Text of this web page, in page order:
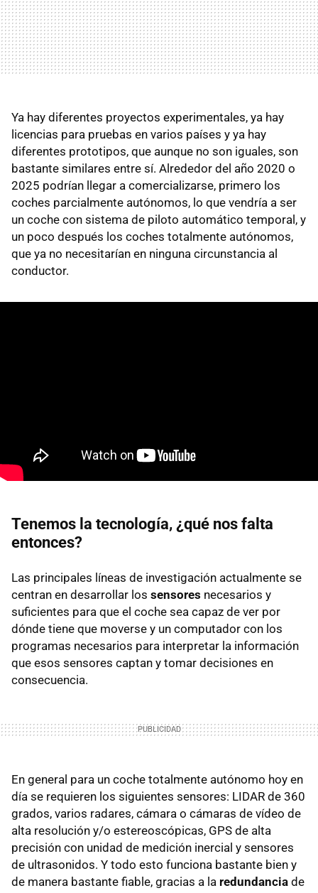
Ya hay diferentes proyectos experimentales, ya hay
licencias para pruebas en varios países y ya hay
diferentes prototipos, que aunque no son iguales, son
bastante similares entre sí. Alrededor del año 2020 o
2025 podrían llegar a comercializarse, primero los
coches parcialmente autónomos, lo que vendría a ser
un coche con sistema de piloto automático temporal, y
un poco después los coches totalmente autónomos,
que ya no necesitarían en ninguna circunstancia al
conductor.
Tenemos la tecnología, ¿qué nos falta
entonces?
Las principales líneas de investigación actualmente se
centran en desarrollar los sensores necesarios y
suficientes para que el coche sea capaz de ver por
dónde tiene que moverse y un computador con los
programas necesarios para interpretar la información
que esos sensores captan y tomar decisiones en
consecuencia.
En general para un coche totalmente autónomo hoy en
día se requieren los siguientes sensores: LIDAR de 360
grados, varios radares, cámara o cámaras de vídeo de
alta resolución y/o estereoscópicas, GPS de alta
precisión con unidad de medición inercial y sensores
de ultrasonidos. Y todo esto funciona bastante bien y
de manera bastante fiable, gracias a la redundancia de